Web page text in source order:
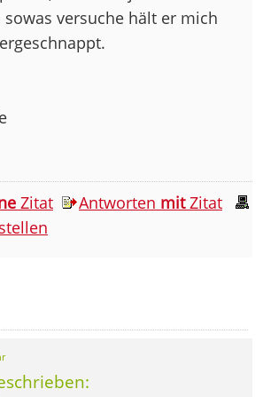
versuche hält er mich
Zitat Antworten mitZitat